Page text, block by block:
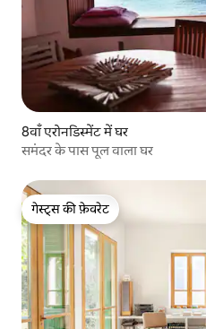
8वाँ एरोनडिस्मेंट में घर
समंदर के पास पूल वाला घर
गेस्ट्स की फ़ेवरेट
गेस्ट्स की फ़ेवरेट